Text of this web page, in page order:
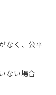
なく、公平
ない場合